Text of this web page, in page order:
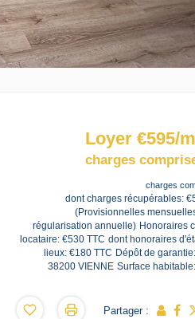
Loyer €595/
charges
charges
dont charges récupérables:
(Provisionnelles
régularisation annuelle) Honoraires
locataire: €530 TTC dont honoraires
lieux: €180 TTC Dépôt de
38200 VIENNE Surface
Partager :